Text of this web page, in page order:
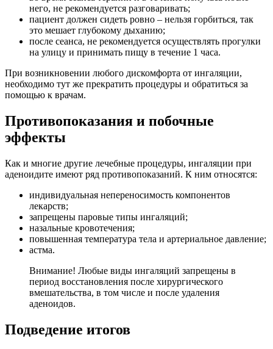
него, не рекомендуется разговаривать;
пациент должен сидеть ровно – нельзя горбиться, так
это мешает глубокому дыханию;
после сеанса, не рекомендуется осуществлять прогулки
на улицу и принимать пищу в течение 1 часа.
При возникновении любого дискомфорта от ингаляции,
необходимо тут же прекратить процедуры и обратиться за
помощью к врачам.
Противопоказания и побочные
эффекты
Как и многие другие лечебные процедуры, ингаляции при
аденоидите имеют ряд противопоказаний. К ним относятся:
индивидуальная непереносимость компонентов
лекарств;
запрещены паровые типы ингаляций;
назальные кровотечения;
повышенная температура тела и артериальное давление;
астма.
Внимание! Любые виды ингаляций запрещены в
период восстановления после хирургического
вмешательства, в том числе и после удаления
аденоидов.
Подведение итогов